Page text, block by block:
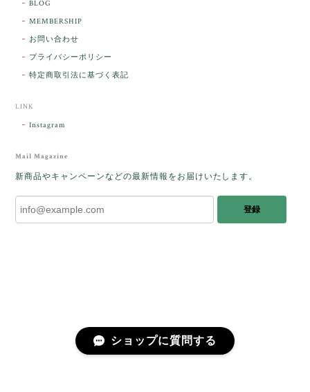
た人に幸せが訪れる」という言い伝えがあるケサラン
パサラン。とっても素敵です。メッセージでは色々記
憶違いもありましたが、またいつかお会いして楽しい
した。
をあたたかく迎え入れてくださり とても嬉
しく思います。 この石のふわりとした光を
ランパサラン」でした。これからはT様の
傍で そっと見守ってくれるのではないかな
BLOG
MEMBERSHIP
お問い合わせ
プライバシーポリシー
特定商取引法に基づく表記
LINK
Instagram
Mail Magazine
新商品やキャンペーンなどの最新情報をお届けいたします。
登録
ショップに質問する